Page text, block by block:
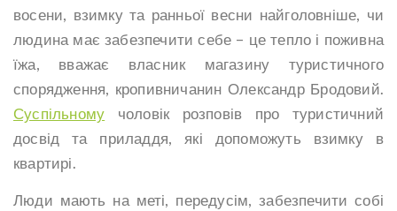
восени, взимку та ранньої весни найголовніше, чи
людина має забезпечити себе – це тепло і поживна
їжа, вважає власник магазину туристичного
спорядження, кропивничанин Олександр Бродовий.
Суспільному чоловік розповів про туристичний
досвід та приладдя, які допоможуть взимку в
квартирі.
Люди мають на меті, передусім, забезпечити собі